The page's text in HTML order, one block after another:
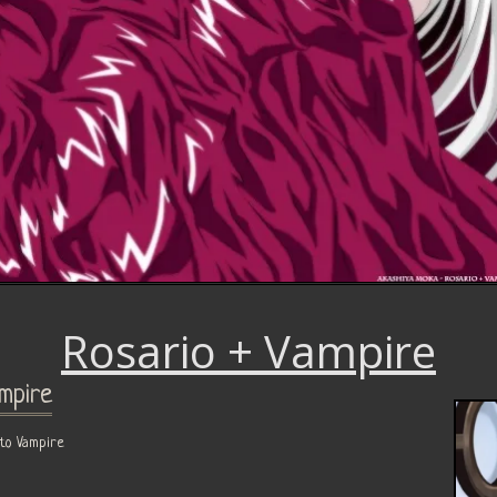
Rosario + Vampire
Vampire